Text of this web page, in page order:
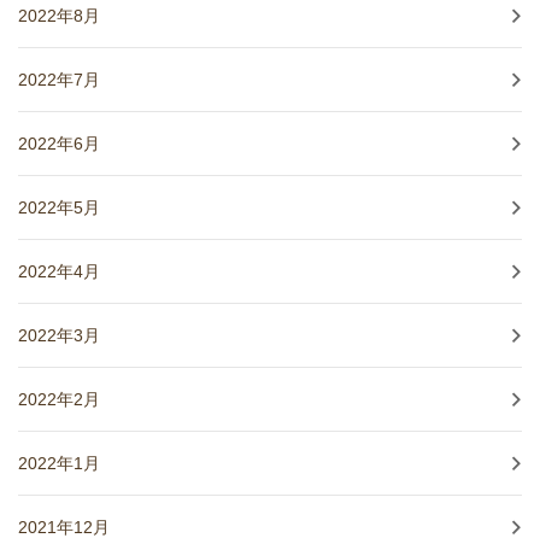
2022年8月
2022年7月
2022年6月
2022年5月
2022年4月
2022年3月
2022年2月
2022年1月
2021年12月